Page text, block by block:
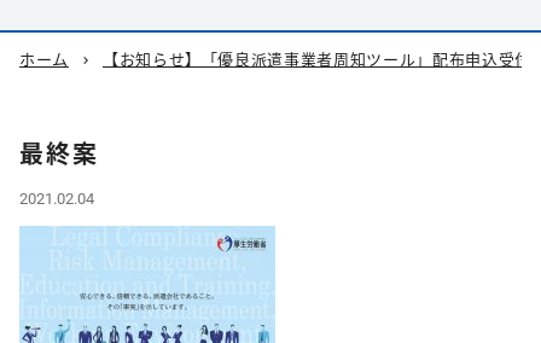
ホーム chevron_right 【お知らせ】「優良派遣事業者周知ツール」配布申込受
最終案
2021.02.04